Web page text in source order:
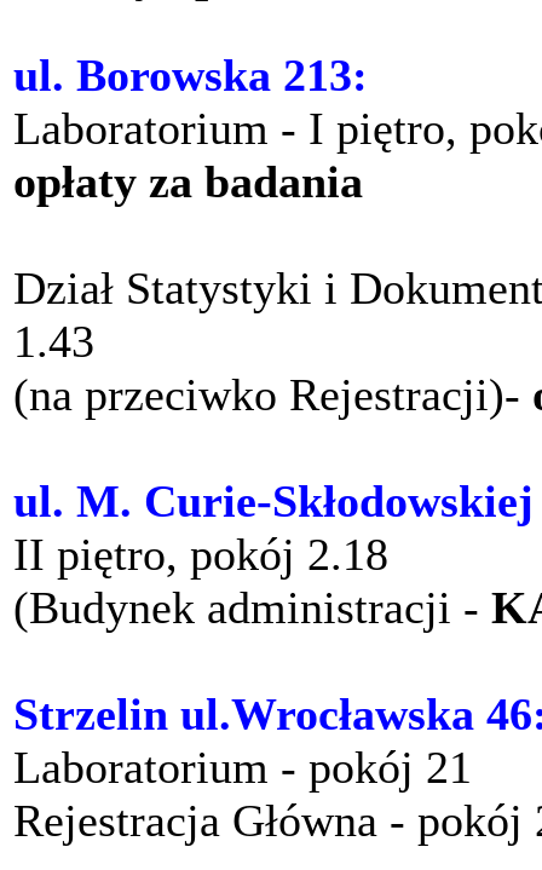
ul. Borowska 213:
Laboratorium - I piętro,
opłaty za badania
Dział Statystyki i
1.43
(na przeciwko Rejestracji)-
ul. M. Curie-Skłodowskiej
II piętro, pokój 2.18
(Budynek administracji -
Strzelin ul.Wrocławska
Laboratorium - pokój 21
Rejestracja Główna -